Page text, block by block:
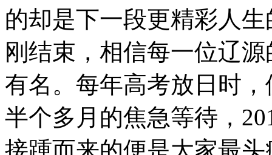
的却是下一段更精彩人
刚结束，相信每一位辽
有名。每年高考放日时
半个多月的焦急等待，
接踵而来的便是大家最